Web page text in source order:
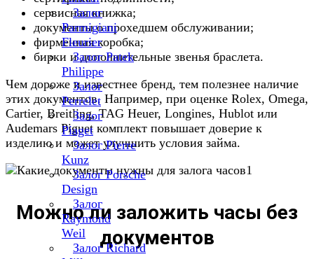
Залог
Parmigiani
Fleurier
Залог Patek
Philippe
Залог
Perrelet
Залог
Piaget
Залог Pierre
Kunz
Залог Porsche
Design
Залог
Raymond
Weil
Залог Richard
сервисная книжка;
документы о прохедшем обслуживании;
фирменная коробка;
бирки и дополнительные звенья браслета.
Чем дороже и известнее бренд, тем полезнее наличие
этих документов. Например, при оценке Rolex, Omega,
Cartier, Breitling, TAG Heuer, Longines, Hublot или
Audemars Piguet комплект повышает доверие к
изделию и может улучшить условия займа.
Можно ли заложить часы без
документов